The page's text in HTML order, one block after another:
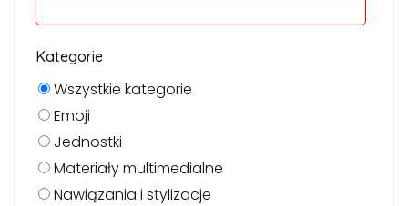
Kategorie
Wszystkie kategorie
Emoji
Jednostki
Materiały multimedialne
Nawiązania i stylizacje